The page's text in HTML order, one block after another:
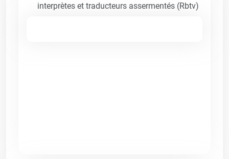
interprètes et traducteurs assermentés (Rbtv)